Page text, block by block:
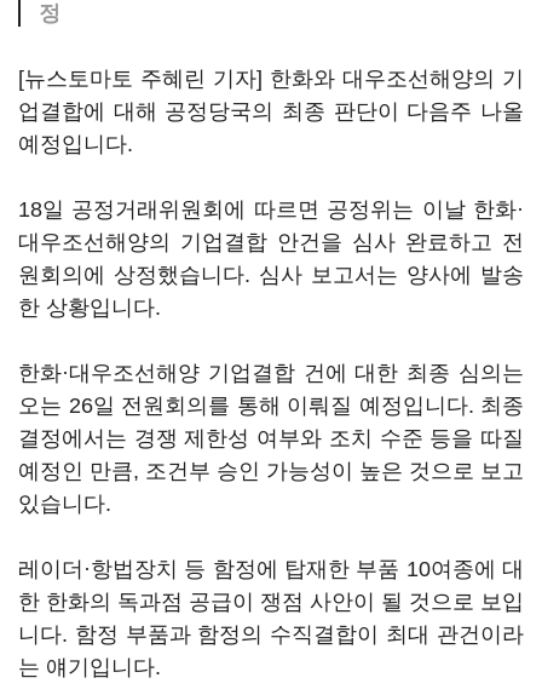
정
[뉴스토마토 주혜린 기자] 한화와 대우조선해양의 기
업결합에 대해 공정당국의 최종 판단이 다음주 나올
예정입니다.
18일 공정거래위원회에 따르면 공정위는 이날 한화·
대우조선해양의 기업결합 안건을 심사 완료하고 전
원회의에 상정했습니다. 심사 보고서는 양사에 발송
한 상황입니다.
한화·대우조선해양 기업결합 건에 대한 최종 심의는
오는 26일 전원회의를 통해 이뤄질 예정입니다. 최종
결정에서는 경쟁 제한성 여부와 조치 수준 등을 따질
예정인 만큼, 조건부 승인 가능성이 높은 것으로 보고
있습니다.
레이더·항법장치 등 함정에 탑재한 부품 10여종에 대
한 한화의 독과점 공급이 쟁점 사안이 될 것으로 보입
니다. 함정 부품과 함정의 수직결합이 최대 관건이라
는 얘기입니다.